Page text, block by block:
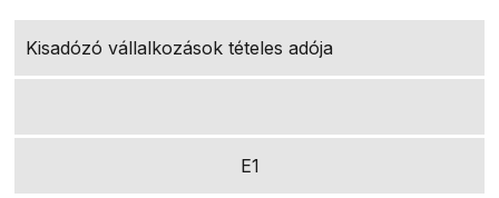
Kisadózó vállalkozások tételes adója
E1